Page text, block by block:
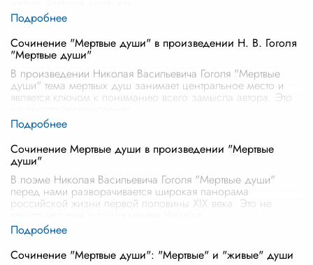
Сочинение "Мертвые души" в произведении Н. В. Гоголя
"Мертвые души"
В произведении Николая Васильевича Гоголя "Мертвые
души" тема мертвых душ занимает центральное место и
является ключом к пониманию всего замысла автора. Это
Сочинение Мертвые души в произведении "Мертвые
души"
В поэме Николая Васильевича Гоголя "Мертвые души"
перед нами разворачивается широкая панорама
российской жизни первой половины XIX века. Это не
Сочинение "Мертвые души": "Мертвые" и "живые" души